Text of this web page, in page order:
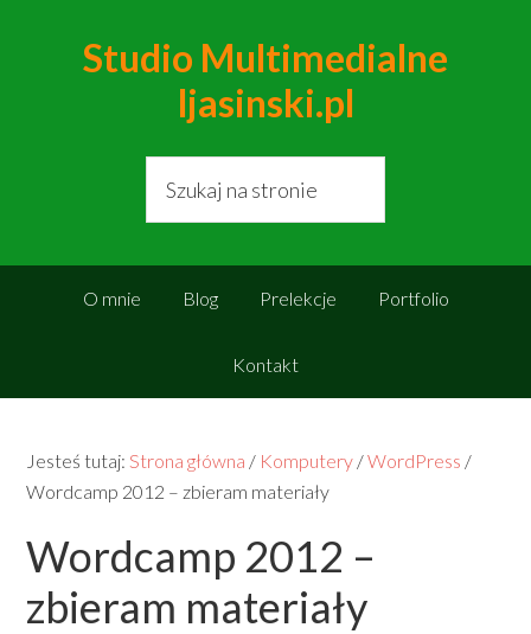
Studio Multimedialne
ljasinski.pl
O mnie Blog Prelekcje Portfolio
Kontakt
Jesteś tutaj:Strona główna / Komputery /WordPress /
Wordcamp 2012 – zbieram materiały
Wordcamp 2012 –
zbieram materiały